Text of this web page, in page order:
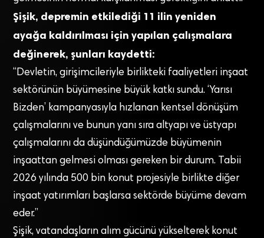
Şişik, depremin etkilediği 11 ilin yeniden
ayağa kaldırılması için yapılan çalışmalara
değinerek, şunları kaydetti:
“Devletin, girişimcileriyle birlikteki faaliyetleri inşaat
sektörünün büyümesine büyük katkı sundu. ‘Yarısı
Bizden’ kampanyasıyla hızlanan kentsel dönüşüm
çalışmalarını ve bunun yanı sıra altyapı ve üstyapı
çalışmalarını da düşündüğümüzde büyümenin
inşaattan gelmesi olması gereken bir durum. Tabii
2026 yılında 500 bin konut projesiyle birlikte diğer
inşaat yatırımları başlarsa sektörde büyüme devam
eder.”
Şişik, vatandaşların alım gücünü yükselterek konut